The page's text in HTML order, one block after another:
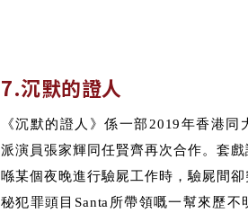
7.沉默的證人
《沉默的證人》係一部2019年香港同
派演員張家輝同任賢齊再次合作。套
喺某個夜晚進行驗屍工作時，驗屍間
秘犯罪頭目Santa所帶領嘅一幫來歷不